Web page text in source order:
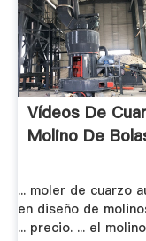
Vídeos De
Molino De
... moler de cuarzo
en diseño de
... precio. ... el